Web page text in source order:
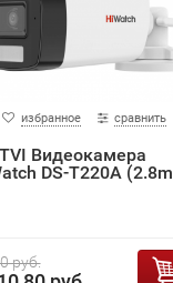
избранное сравнить
Видеокамера
DS-T220A
руб.